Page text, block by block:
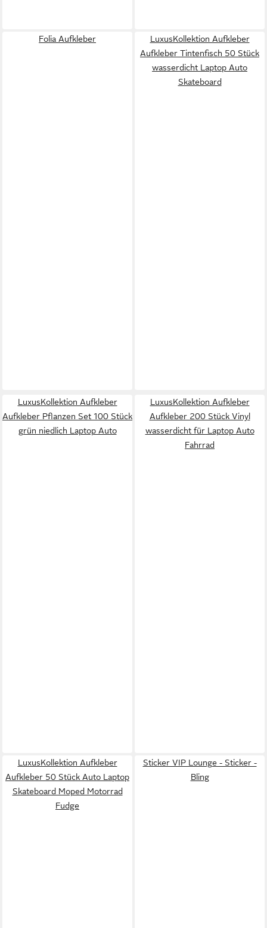
Folia Aufkleber
LuxusKollektion Aufkleber
Aufkleber Tintenfisch 50 Stück
wasserdicht Laptop Auto
Skateboard
LuxusKollektion Aufkleber
Aufkleber Pflanzen Set 100 Stück
grün niedlich Laptop Auto
LuxusKollektion Aufkleber
Aufkleber 200 Stück Vinyl
wasserdicht für Laptop Auto
Fahrrad
LuxusKollektion Aufkleber
Aufkleber 50 Stück Auto Laptop
Skateboard Moped Motorrad
Fudge
Sticker VIP Lounge - Sticker -
Bling